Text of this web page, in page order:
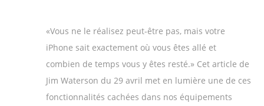
«Vous ne le réalisez peut-être pas, mais votre
iPhone sait exactement où vous êtes allé et
combien de temps vous y êtes resté.» Cet article de
Jim Waterson du 29 avril met en lumière une de ces
fonctionnalités cachées dans nos équipements